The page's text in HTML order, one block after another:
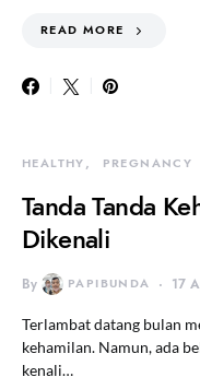
READ MORE
HEALTHY PREGNANCY
Tanda Tanda
Dikenali
By PAPIBUNDA 17
Terlambat datang bulan
kehamilan. Namun, ada
kenali…